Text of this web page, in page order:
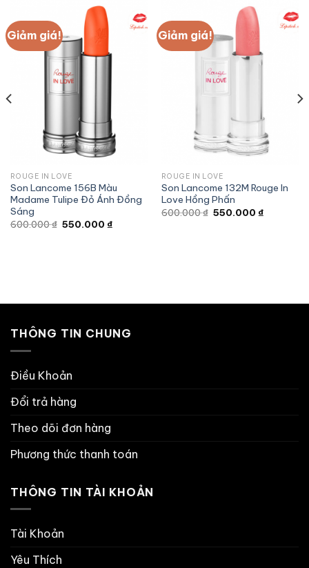
Giảm giá!
ROUGE IN LOVE
Son Lancome 156B Màu
Madame Tulipe Đỏ Ánh Đồng
Sáng
600.000₫ Giá
550.000 ₫Giá
Giảm giá!
ROUGE IN LOVE
Son Lancome 132M Rouge In
Love Hồng Phấn
600.000₫ Giá
550.000 ₫Giá
THÔNG TIN CHUNG
Điều Khoản
Đổi trả hàng
Theo dõi đơn hàng
Phương thức thanh toán
THÔNG TIN TÀI KHOẢN
Tài Khoản
Yêu Thích